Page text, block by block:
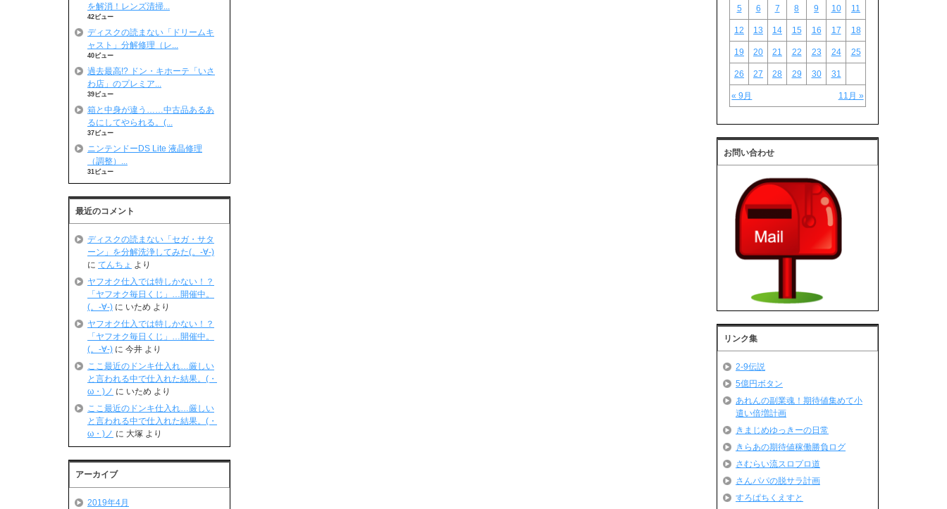
を解消！レンズ清掃...
42ビュー
ディスクの読まない「ドリームキ
ャスト」分解修理（レ...
40ビュー
過去最高!? ドン・キホーテ「いさ
わ店」のプレミア...
39ビュー
箱と中身が違う……中古品あるあ
るにしてやられる。(...
37ビュー
ニンテンドーDS Lite 液晶修理
（調整）...
31ビュー
最近のコメント
ディスクの読まない「セガ・サタ
ーン」を分解洗浄してみた(。-∀-)
に てんちょ より
ヤフオク仕入では特しかない！？
「ヤフオク毎日くじ」…開催中。
(。-∀-) に いため より
ヤフオク仕入では特しかない！？
「ヤフオク毎日くじ」…開催中。
(。-∀-) に 今井 より
ここ最近のドンキ仕入れ…厳しい
と言われる中で仕入れた結果。(・
ω・)ノ に いため より
ここ最近のドンキ仕入れ…厳しい
と言われる中で仕入れた結果。(・
ω・)ノ に 大塚 より
アーカイブ
2019年4月
« 9月 11月 »
5 6 7 8 9 10 11
12 13 14 15 16 17 18
19 20 21 22 23 24 25
26 27 28 29 30 31
お問い合わせ
リンク集
2-9伝説
5億円ボタン
あれんの副業魂！期待値集めて小
遣い倍増計画
きまじめゆっきーの日常
きらあの期待値稼働勝負ログ
さむらい流スロプロ道
さんパパの脱サラ計画
すろぱちくえすと